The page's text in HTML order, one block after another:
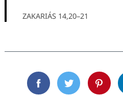
ZAKARIÁS 14,20–21
FacebookTwitter